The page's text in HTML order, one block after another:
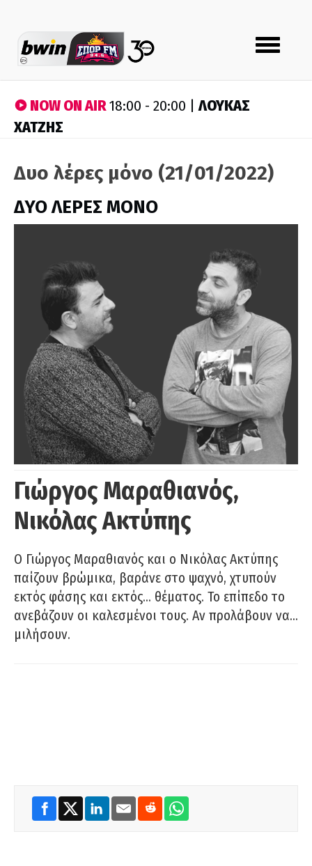
Toggle
navigation
NOW ON AIR18:00 - 20:00 |ΛΟΥΚΑΣ
ΧΑΤΖΗΣ
Δυο λέρες μόνο (21/01/2022)
ΔΥΟ ΛΕΡΕΣ ΜΟΝΟ
Γιώργος Μαραθιανός,
Νικόλας Ακτύπης
Ο Γιώργος Μαραθιανός και ο Νικόλας Ακτύπης
παίζουν βρώμικα, βαράνε στο ψαχνό, χτυπούν
εκτός φάσης και εκτός… θέματος. Το επίπεδο το
ανεβάζουν οι καλεσμένοι τους. Αν προλάβουν να…
μιλήσουν.